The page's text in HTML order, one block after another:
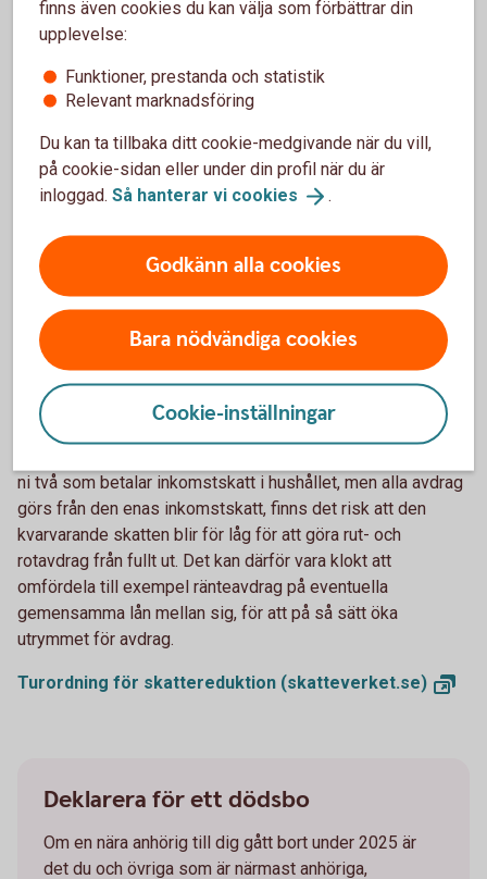
Om du har ett investeringsparkonto (ISK) behöver du inte
redovisa kapitalvinst eller kapitalförlust. Detta då dina
tillgångar på ISK schablonbeskattas.
Du kan räkna ut omkostnadsbelopp på två sätt, antingen
med hjälp av genomsnittsmetoden eller med hjälp av
schablonmetoden. Läs mer på Skatteverkets webbplats.
Räkna ut ditt omkostnadsbelopp(skatteverket.se)
Har du betalat tillräckligt mycket skatt för
att få reduktion?
För att få skattereduktion för till exempel rut- och
rotarbeten samt installation av grön teknik måste du ha
tillräckligt mycket skatt att göra avdrag från. Därför är det
ni två som betalar inkomstskatt i hushållet, men alla avdrag
görs från den enas inkomstskatt, finns det risk att den
kvarvarande skatten blir för låg för att göra rut- och
rotavdrag från fullt ut. Det kan därför vara klokt att
omfördela till exempel ränteavdrag på eventuella
gemensamma lån mellan sig, för att på så sätt öka
utrymmet för avdrag.
Turordning för skattereduktion (skatteverket.se)
Deklarera för ett dödsbo
Om en nära anhörig till dig gått bort under 2025 är
det du och övriga som är närmast anhöriga,
finns även cookies du kan välja som förbättrar din
upplevelse:
Funktioner, prestanda och statistik
Relevant marknadsföring
Du kan ta tillbaka ditt cookie-medgivande när du vill,
på cookie-sidan eller under din profil när du är
inloggad. Så hanterar vi cookies .
Godkänn alla cookies
Bara nödvändiga cookies
Cookie-inställningar